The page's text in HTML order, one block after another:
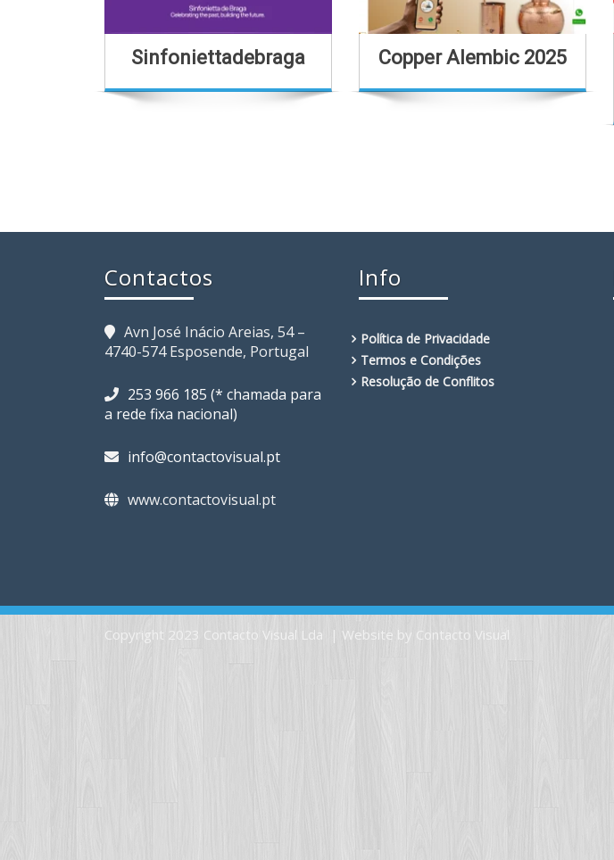
Sinfoniettadebraga Copper Alembic 2025
Contactos
Avn José Inácio Areias, 54 –
4740-574 Esposende, Portugal
253 966 185 (* chamada para
a rede fixa nacional)
info@contactovisual.pt
www.contactovisual.pt
Info
Política de Privacidade
Termos e Condições
Resolução de Conflitos
Copyright 2023 Contacto Visual Lda | Website by Contacto Visual